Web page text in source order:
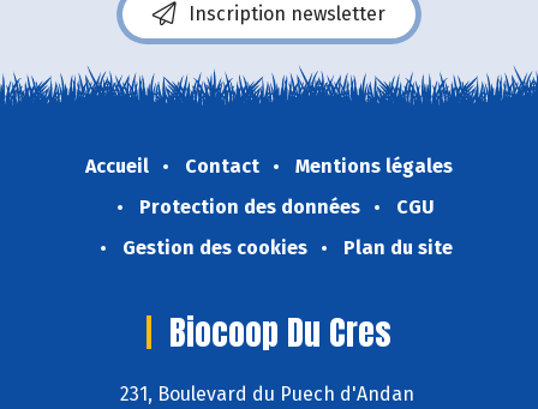
Inscription newsletter
Accueil Contact
Mentions légales
Protection des données
CGU
Gestion des cookies
Plan du site
Biocoop Du Cres
231, Boulevard du Puech d'Andan